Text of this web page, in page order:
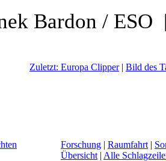
Bardon / ESO
Zuletzt: Europa Clipper| Bild des
Forschung | Raumfahrt |
Übersicht | Alle